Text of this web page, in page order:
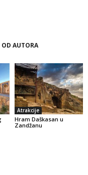
OD AUTORA
Atrakcije
Hram Daškasan u
Zandžanu